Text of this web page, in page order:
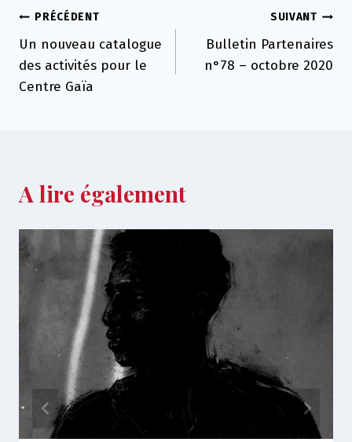
Navigation
de
l’article
PRÉCÉDENT
Un nouveau catalogue
des activités pour le
Centre Gaïa
SUIVANT
Bulletin Partenaires
n°78 – octobre 2020
A lire également